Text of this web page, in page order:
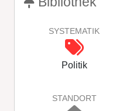
SYSTEMATIK
Politik
STANDORT